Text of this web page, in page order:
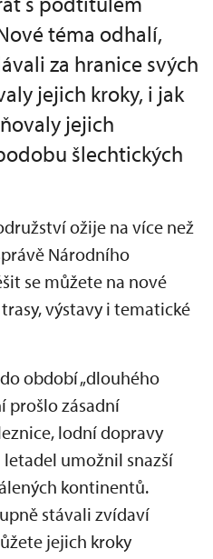
téma odhalí,
za hranice svých
jejich kroky, i jak
jejich
šlechtických
ožije na více než
Národního
se můžete na nové
výstavy i tematické
období „dlouhého
prošlo zásadní
lodní dopravy
umožnil snazší
kontinentů.
stávali zvídaví
jejich kroky